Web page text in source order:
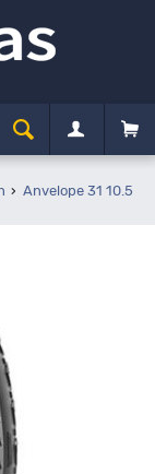
Anvelope 31 10.5